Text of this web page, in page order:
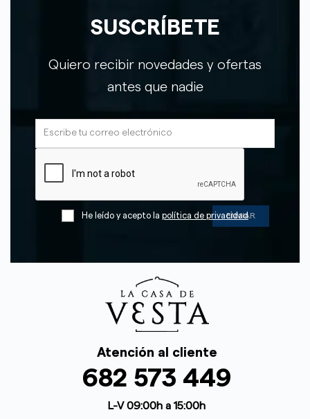
SUSCRÍBETE
Quiero recibir novedades y ofertas
antes que nadie
He leído y acepto la política de privacidad
Atención al cliente
682 573 449
L-V 09:00h a 15:00h